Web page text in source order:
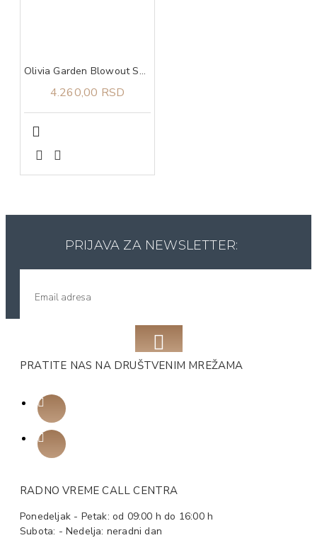
Olivia Garden Blowout Speed Wavy Bristles Black Label 55
4.260,00 RSD
PRIJAVA ZA NEWSLETTER:
PRATITE NAS NA DRUŠTVENIM MREŽAMA
RADNO VREME CALL CENTRA
Ponedeljak - Petak: od 09:00 h do 16:00 h
Subota: - Nedelja: neradni dan